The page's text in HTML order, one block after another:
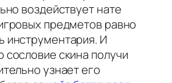
воздействует нате
предметов равно
инструментария. И
сословие скина получи
узнает его